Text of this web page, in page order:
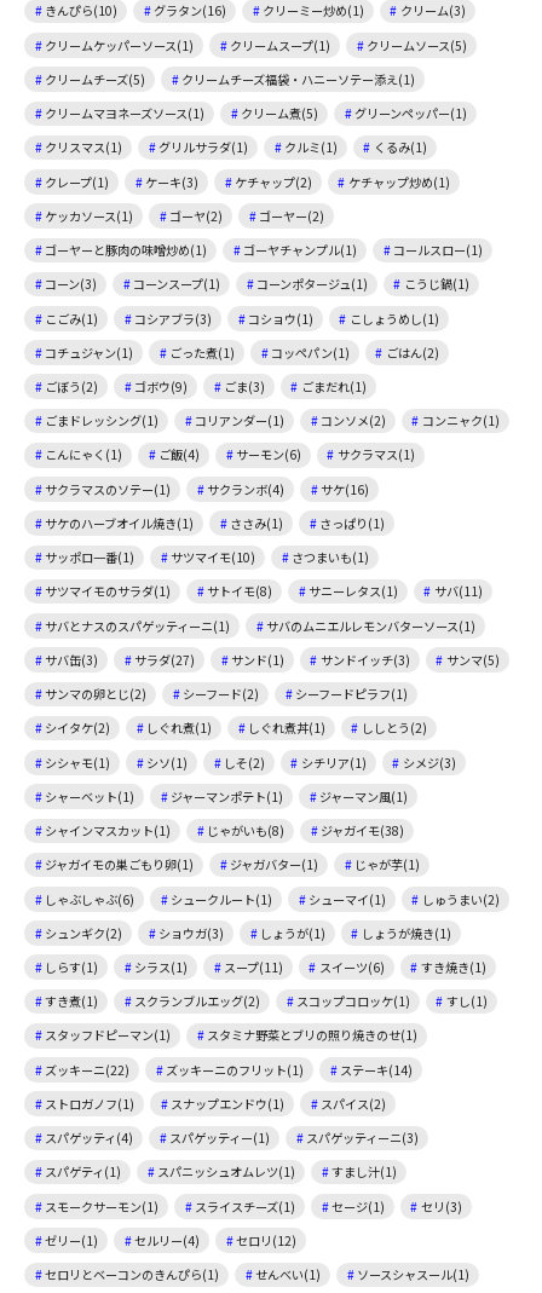
きんぴら(10)
グラタン(16) クリーミー炒め(1)
クリーム(3)
クリームケッパーソース(1)
クリームスープ(1)
クリームソース(5)
クリームチーズ(5)
クリームチーズ福袋・ハニーソテー添え(1)
クリームマヨネーズソース(1)
クリーム煮(5)
グリーンペッパー(1)
クリスマス(1)
グリルサラダ(1) クルミ(1)
くるみ(1)
クレープ(1)
ケーキ(3) ケチャップ(2)
ケチャップ炒め(1)
ケッカソース(1)
ゴーヤ(2)
ゴーヤー(2)
ゴーヤーと豚肉の味噌炒め(1)
ゴーヤチャンプル(1)
コールスロー(1)
コーン(3)
コーンスープ(1) コーンポタージュ(1)
こうじ鍋(1)
こごみ(1)
コシアブラ(3) コショウ(1)
こしょうめし(1)
コチュジャン(1)
ごった煮(1) コッペパン(1)
ごはん(2)
ごぼう(2)
ゴボウ(9) ごま(3)
ごまだれ(1)
ごまドレッシング(1)
コリアンダー(1) コンソメ(2)
コンニャク(1)
こんにゃく(1)
ご飯(4) サーモン(6)
サクラマス(1)
サクラマスのソテー(1)
サクランボ(4)
サケ(16)
サケのハーブオイル焼き(1)
ささみ(1)
さっぱり(1)
サッポロ一番(1)
サツマイモ(10)
さつまいも(1)
サツマイモのサラダ(1)
サトイモ(8) サニーレタス(1)
サバ(11)
サバとナスのスパゲッティーニ(1)
サバのムニエルレモンバターソース(1)
サバ缶(3)
サラダ(27) サンド(1) サンドイッチ(3)
サンマ(5)
サンマの卵とじ(2)
シーフード(2)
シーフードピラフ(1)
シイタケ(2)
しぐれ煮(1) しぐれ煮丼(1)
ししとう(2)
シシャモ(1)
シソ(1) しそ(2) シチリア(1)
シメジ(3)
シャーベット(1)
ジャーマンポテト(1)
ジャーマン風(1)
シャインマスカット(1)
じゃがいも(8)
ジャガイモ(38)
ジャガイモの巣ごもり卵(1)
ジャガバター(1)
じゃが芋(1)
しゃぶしゃぶ(6)
シュークルート(1) シューマイ(1)
しゅうまい(2)
シュンギク(2)
ショウガ(3) しょうが(1)
しょうが焼き(1)
しらす(1)
シラス(1) スープ(11) スイーツ(6)
すき焼き(1)
すき煮(1)
スクランブルエッグ(2) スコップコロッケ(1)
すし(1)
スタッフドピーマン(1)
スタミナ野菜とブリの照り焼きのせ(1)
ズッキーニ(22)
ズッキーニのフリット(1)
ステーキ(14)
ストロガノフ(1)
スナップエンドウ(1)
スパイス(2)
スパゲッティ(4)
スパゲッティー(1)
スパゲッティーニ(3)
スパゲティ(1)
スパニッシュオムレツ(1)
すまし汁(1)
スモークサーモン(1)
スライスチーズ(1) セージ(1)
セリ(3)
ゼリー(1)
セルリー(4)
セロリ(12)
セロリとベーコンのきんぴら(1)
せんべい(1) ソースシャスール(1)